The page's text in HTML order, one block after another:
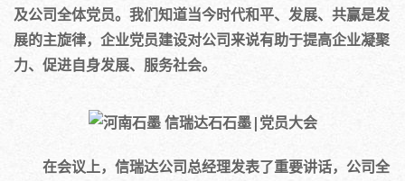
及公司全体党员。我们知道当今时代和平、发展、共赢是发
展的主旋律，企业党员建设对公司来说有助于提高企业凝聚
力、促进自身发展、服务社会。
在会议上，信瑞达公司总经理发表了重要讲话，公司全